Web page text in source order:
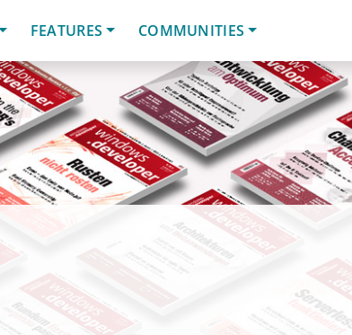
FEATURES COMMUNITIES